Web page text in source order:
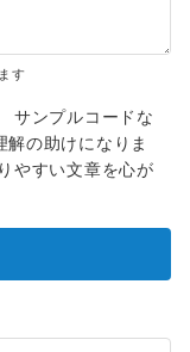
そこだけ手作業にす
ログインできたら
要な処理で、手動実
す
サンプルコードな
解の助けになりま
やすい文章を心が